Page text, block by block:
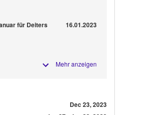
für Deiters
16.01.2023
Mehr anzeigen
Dec 23, 2023